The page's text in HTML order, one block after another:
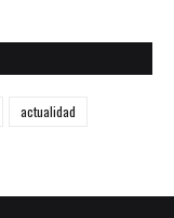
actualidad